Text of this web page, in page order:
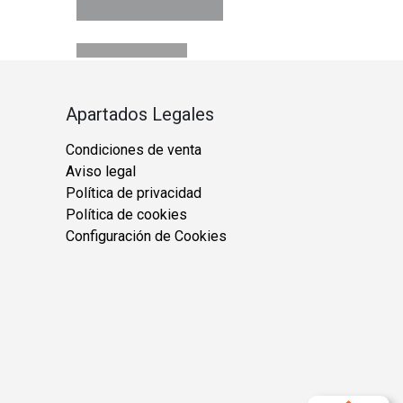
Apartados Legales
Condiciones de venta
Aviso legal
Política de privacidad
Política de cookies
Configuración de Cookies